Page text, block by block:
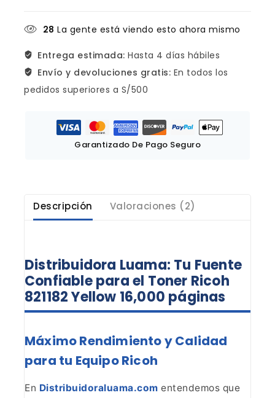
28 La gente está viendo esto ahora mismo
Entrega estimada: Hasta 4 días hábiles
Envío y devoluciones gratis: En todos los
pedidos superiores a S/500
Garantizado De Pago Seguro
Descripción Valoraciones (2)
Distribuidora Luama: Tu Fuente
Confiable para el Toner Ricoh
821182 Yellow 16,000 páginas
Máximo Rendimiento y Calidad
para tu Equipo Ricoh
En Distribuidoraluama.com entendemos que